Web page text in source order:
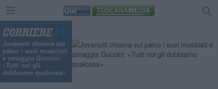
Jovanotti chiama sul
palco i suoi musicisti
e omaggia Guccini:
«Tutti noi gli
dobbiamo qualcosa»